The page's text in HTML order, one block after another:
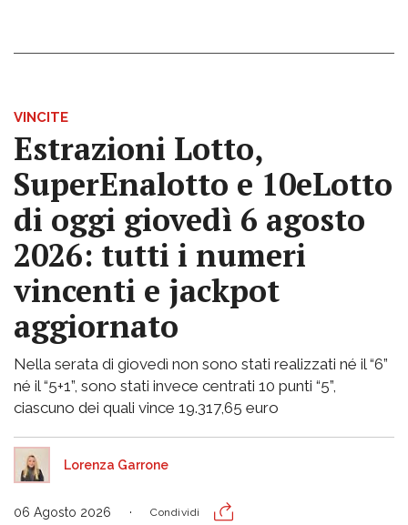
VINCITE
Estrazioni Lotto,
SuperEnalotto e 10eLotto
di oggi giovedì 6 agosto
2026: tutti i numeri
vincenti e jackpot
aggiornato
Nella serata di giovedì non sono stati realizzati né il “6”
né il “5+1”, sono stati invece centrati 10 punti “5”,
ciascuno dei quali vince 19.317,65 euro
Lorenza Garrone
06 Agosto 2026 Condividi